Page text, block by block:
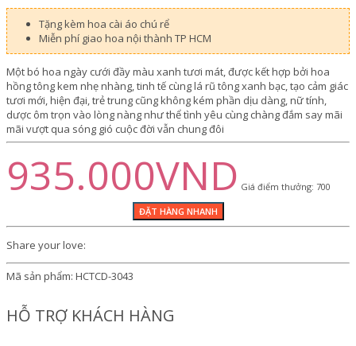
Tặng kèm hoa cài áo chú rể
Miễn phí giao hoa nội thành TP HCM
Một bó hoa ngày cưới đầy màu xanh tươi mát, được kết hợp bởi hoa
hồng tông kem nhẹ nhàng, tinh tế cùng lá rũ tông xanh bạc, tạo cảm giác
tươi mới, hiện đại, trẻ trung cũng không kém phần dịu dàng, nữ tính,
dược ôm trọn vào lòng nàng như thể tình yêu cùng chàng đắm say mãi
mãi vượt qua sóng gió cuộc đời vẫn chung đôi
935.000VND Giá điểm thưởng: 700
Share your love:
Mã sản phẩm: HCTCD-3043
HỖ TRỢ KHÁCH HÀNG